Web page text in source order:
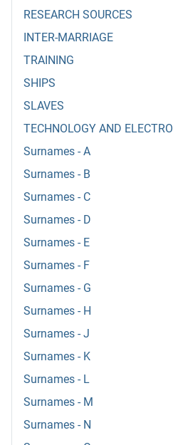
RESEARCH SOURCES
INTER-MARRIAGE
TRAINING
SHIPS
SLAVES
TECHNOLOGY AND
Surnames - A
Surnames - B
Surnames - C
Surnames - D
Surnames - E
Surnames - F
Surnames - G
Surnames - H
Surnames - J
Surnames - K
Surnames - L
Surnames - M
Surnames - N